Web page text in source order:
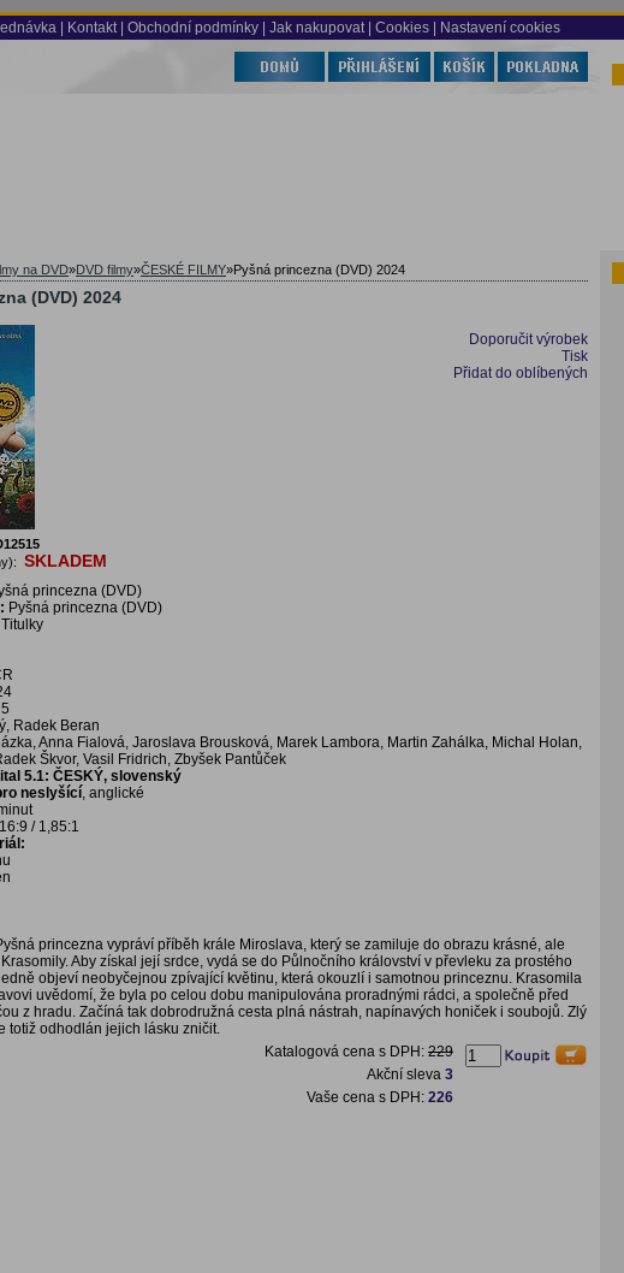
Kontakt Obchodní podmínky Jak nakupovat | Cookies | Nastavení cookies
na DVD»DVD filmy»ČESKÉ FILMY»Pyšná princezna (DVD) 2024
(DVD) 2024
Doporučit výrobek
Tisk
Přidat do oblíbených
SKLADEM
princezna (DVD)
Pyšná princezna (DVD)
Radek Beran
Anna Fialová, Jaroslava Brousková, Marek Lambora, Martin Zahálka, Michal Holan,
Škvor, Vasil Fridrich, Zbyšek Pantůček
5.1: ČESKÝ, slovenský
neslyšící, anglické
16:9 / 1,85:1
princezna vypráví příběh krále Miroslava, který se zamiluje do obrazu krásné, ale
Aby získal její srdce, vydá se do Půlnočního království v převleku za prostého
objeví neobyčejnou zpívající květinu, která okouzlí i samotnou princeznu. Krasomila
uvědomí, že byla po celou dobu manipulována proradnými rádci, a společně před
z hradu. Začíná tak dobrodružná cesta plná nástrah, napínavých honiček i soubojů. Zlý
totiž odhodlán jejich lásku zničit.
Katalogová cena s DPH: 229
Akční sleva 3
Vaše cena s DPH: 226